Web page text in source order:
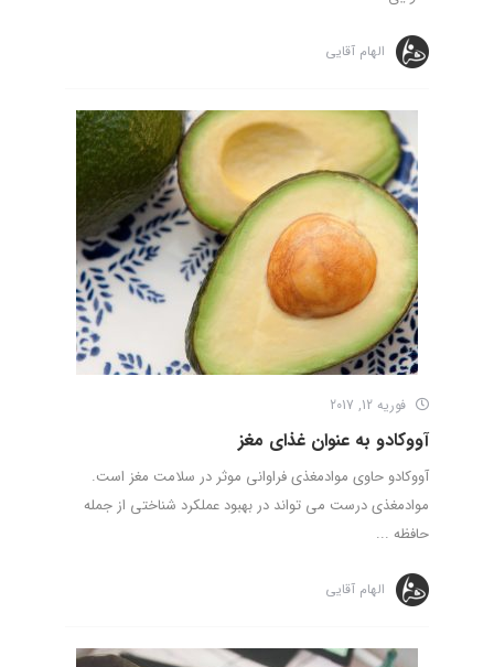
الهام آقایی
فوریه 12, 2017
آووکادو به عنوان غذای مغز
آووکادو حاوی موادمغذی فراوانی موثر در سلامت مغز است.
موادمغذی درست می تواند در بهبود عملکرد شناختی از جمله
حافظه ...
الهام آقایی